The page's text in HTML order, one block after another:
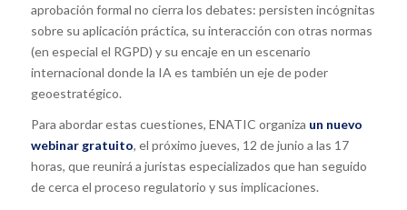
aprobación formal no cierra los debates: persisten incógnitas
sobre su aplicación práctica, su interacción con otras normas
(en especial el RGPD) y su encaje en un escenario
internacional donde la IA es también un eje de poder
geoestratégico.
Para abordar estas cuestiones, ENATIC organiza un nuevo
webinar gratuito, el próximo jueves, 12 de junio a las 17
horas, que reunirá a juristas especializados que han seguido
de cerca el proceso regulatorio y sus implicaciones.